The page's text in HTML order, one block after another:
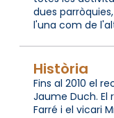
dues
l'una com de
Història
Fins al 2010 el
Jaume Duch. El
Farré i el vicari